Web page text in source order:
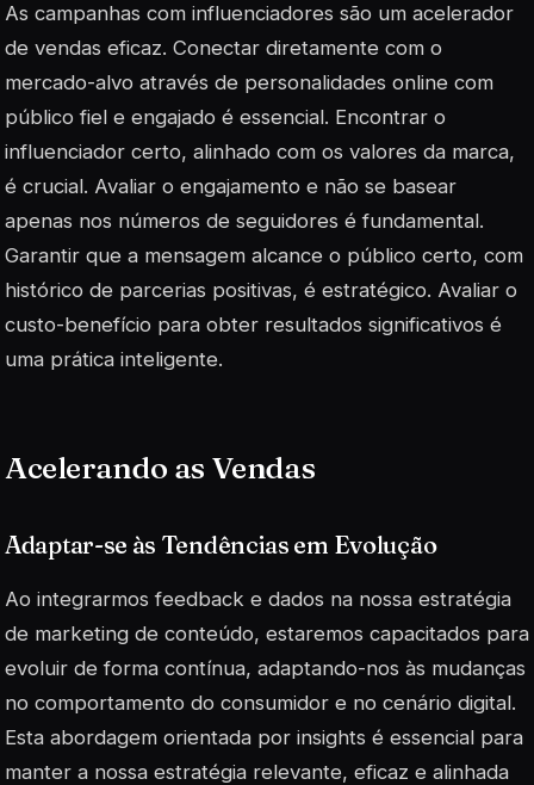
As campanhas com influenciadores são um acelerador
de vendas eficaz. Conectar diretamente com o
mercado-alvo através de personalidades online com
público fiel e engajado é essencial. Encontrar o
influenciador certo, alinhado com os valores da marca,
é crucial. Avaliar o engajamento e não se basear
apenas nos números de seguidores é fundamental.
Garantir que a mensagem alcance o público certo, com
histórico de parcerias positivas, é estratégico. Avaliar o
custo-benefício para obter resultados significativos é
uma prática inteligente.
Acelerando as Vendas
Adaptar-se às Tendências em Evolução
Ao integrarmos feedback e dados na nossa estratégia
de marketing de conteúdo, estaremos capacitados para
evoluir de forma contínua, adaptando-nos às mudanças
no comportamento do consumidor e no cenário digital.
Esta abordagem orientada por insights é essencial para
manter a nossa estratégia relevante, eficaz e alinhada